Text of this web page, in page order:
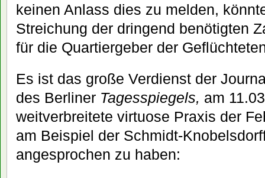
keinen Anlass dies zu melden,
Streichung der dringend benötigten
für die Quartiergeber der
Es ist das große Verdienst der
des Berliner Tagesspiegels, am
weitverbreitete virtuose Praxis der
am Beispiel der Schmidt-
angesprochen zu haben: